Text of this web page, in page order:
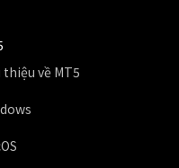
thiệu về MT5